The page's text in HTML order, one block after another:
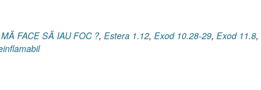
FACE SĂ IAU FOC ?, Estera 1.12, Exod 10.28-29, Exod 11.8,